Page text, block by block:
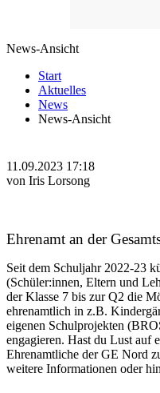
News-Ansicht
Start
Aktuelles
News
News-Ansicht
11.09.2023 17:18
von Iris Lorsong
Ehrenamt an der
Seit dem Schuljahr 2022-23
(Schüler:innen, Eltern und
der Klasse 7 bis zur Q2 die
ehrenamtlich in z.B.
eigenen Schulprojekten
engagieren. Hast du Lust auf
Ehrenamtliche der GE Nord
weitere Informationen oder